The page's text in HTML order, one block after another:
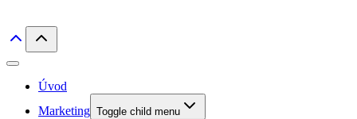
Úvod
Marketing Toggle child menu